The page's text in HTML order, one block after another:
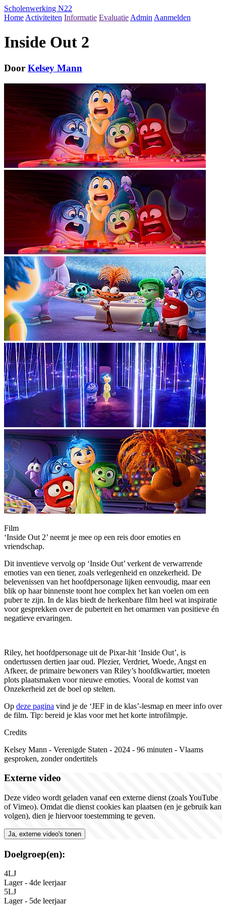
Scholenwerking N22
Home Activiteiten Informatie Evaluatie Admin Aanmelden
Inside Out 2
Door Kelsey Mann
Film
‘Inside Out 2’ neemt je mee op een reis door emoties en
vriendschap.
Dit inventieve vervolg op ‘Inside Out’ verkent de verwarrende
emoties van een tiener, zoals verlegenheid en onzekerheid. De
belevenissen van het hoofdpersonage lijken eenvoudig, maar een
blik op haar binnenste toont hoe complex het kan voelen om een
puber te zijn. In de klas biedt de herkenbare film heel wat inspiratie
voor gesprekken over de puberteit en het omarmen van positieve én
negatieve ervaringen.
Riley, het hoofdpersonage uit de Pixar-hit ‘Inside Out’, is
ondertussen dertien jaar oud. Plezier, Verdriet, Woede, Angst en
Afkeer, de primaire bewoners van Riley’s hoofdkwartier, moeten
plots plaatsmaken voor nieuwe emoties. Vooral de komst van
Onzekerheid zet de boel op stelten.
Op deze pagina vind je de ‘JEF in de klas’-lesmap en meer info over
de film. Tip: bereid je klas voor met het korte introfilmpje.
Credits
Kelsey Mann - Verenigde Staten - 2024 - 96 minuten - Vlaams
gesproken, zonder ondertitels
Externe video
Deze video wordt geladen vanaf een externe dienst (zoals YouTube
of Vimeo). Omdat die dienst cookies kan plaatsen (en je gebruik kan
volgen), dien je hiervoor toestemming te geven.
Ja, externe video's tonen
Doelgroep(en):
4LJ
Lager - 4de leerjaar
5LJ
Lager - 5de leerjaar